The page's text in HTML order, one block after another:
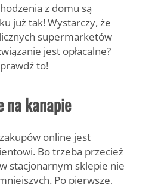
z domu są
już tak! Wystarczy, że
supermarketów
jest opłacalne?
to!
na kanapie
online jest
Bo trzeba przecież
stacjonarnym sklepie nie
Po pierwsze,